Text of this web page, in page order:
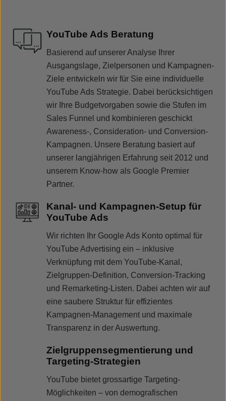
YouTube Ads Beratung
Basierend auf unserer Analyse Ihrer
Ausgangslage, Zielpersonen und Kampagnen-
Ziele entwickeln wir für Sie eine individuelle
YouTube Ads Strategie. Dabei berücksichtigen
wir Ihre Budgetvorgaben sowie die Stufen im
Sales Funnel und kombinieren geschickt
Awareness-, Consideration- und Conversion-
Kampagnen. Unsere Beratung basiert auf
unserer langjährigen Erfahrung seit 2012 und
unserem Know-how als Google Premier
Partner.
Kanal- und Kampagnen-Setup für
YouTube Ads
Wir richten Ihr Google Ads Konto optimal für
YouTube Advertising ein – inklusive
Verknüpfung mit dem YouTube-Kanal,
Zielgruppen-Definition, Conversion-Tracking
und Remarketing-Listen. Dabei achten wir auf
eine saubere Struktur für effizientes
Kampagnen-Management und maximale
Transparenz in der Auswertung.
Zielgruppensegmentierung und
Targeting-Strategien
YouTube bietet grossartige Targeting-
Möglichkeiten – von demografischen